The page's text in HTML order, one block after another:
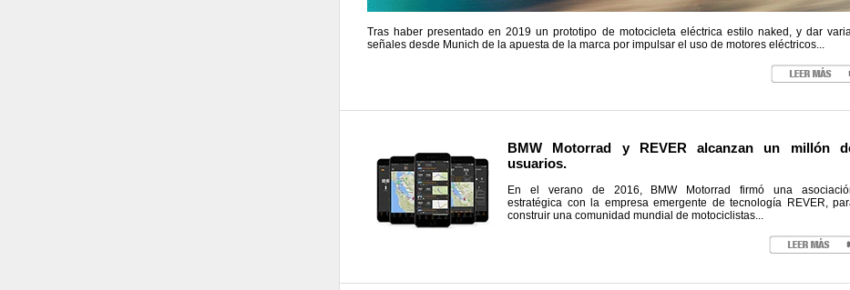
Tras haber presentado en 2019 un prototipo de motocicleta eléctrica estilo naked, y dar
señales desde Munich de la apuesta de la marca por impulsar el uso de motores eléctricos...
BMW Motorrad y REVER alcanzan un millón
usuarios.
En el verano de 2016, BMW Motorrad firmó una
estratégica con la empresa emergente de tecnología REVER,
construir una comunidad mundial de motociclistas...